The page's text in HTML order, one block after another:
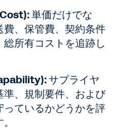
単価だけでな
費、保管費、契約条件
総所有コストを追跡し
サプライヤ
準、規制要件、および
っているかどうかを評